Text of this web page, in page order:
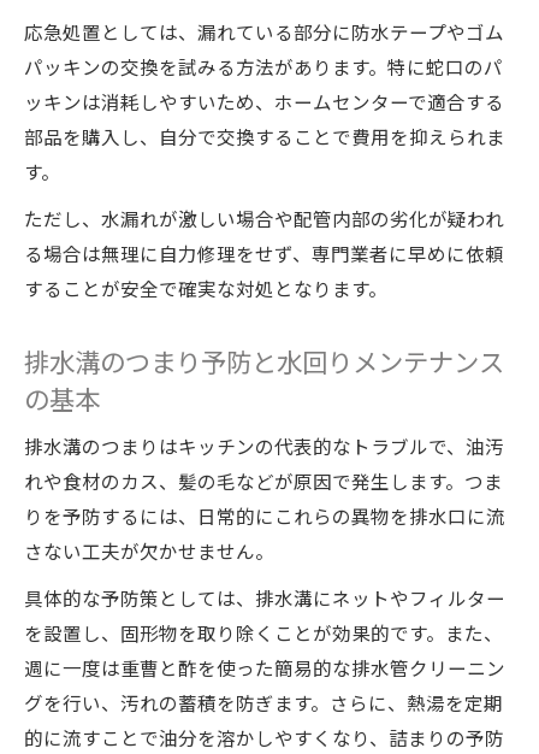
ー掃除法
部品交換に必要な水回りメンテナンスの流
れ
TOTOキッチン水栓旧型でもできる水回りメ
水回りメンテナンスでTOTO水栓を長持ちさ
せる秘訣
TOTOキッチン修理時の水回りメンテナンス
システムキッチン引き出し修理のコツを詳しく
紹介
システムキッチン引き出しと水回りメンテ
ナンス方法
修理前に知りたい引き出し外し方と水回り
メンテナンス
水回りメンテナンスで引き出しトラブルを
予防するコツ
TOTOシステムキッチンの引き出し修理と水
回り管理法
引き出しの調整に役立つ水回りメンテナン
応急処置としては、漏れている部分に防水テープやゴム
パッキンの交換を試みる方法があります。特に蛇口のパ
ッキンは消耗しやすいため、ホームセンターで適合する
部品を購入し、自分で交換することで費用を抑えられま
す。
ただし、水漏れが激しい場合や配管内部の劣化が疑われ
る場合は無理に自力修理をせず、専門業者に早めに依頼
することが安全で確実な対処となります。
排水溝のつまり予防と水回りメンテナンス
の基本
排水溝のつまりはキッチンの代表的なトラブルで、油汚
れや食材のカス、髪の毛などが原因で発生します。つま
りを予防するには、日常的にこれらの異物を排水口に流
さない工夫が欠かせません。
具体的な予防策としては、排水溝にネットやフィルター
を設置し、固形物を取り除くことが効果的です。また、
週に一度は重曹と酢を使った簡易的な排水管クリーニン
グを行い、汚れの蓄積を防ぎます。さらに、熱湯を定期
的に流すことで油分を溶かしやすくなり、詰まりの予防